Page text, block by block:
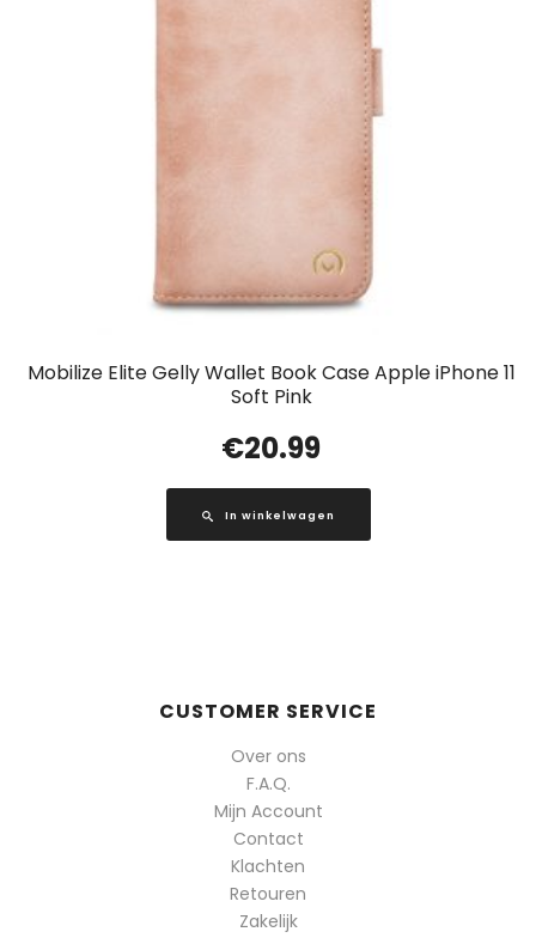
Mobilize Elite Gelly Wallet Book Case Apple iPhone 11
Soft Pink
€20.99
In winkelwagen
CUSTOMER SERVICE
Over ons
F.A.Q.
Mijn Account
Contact
Klachten
Retouren
Zakelijk